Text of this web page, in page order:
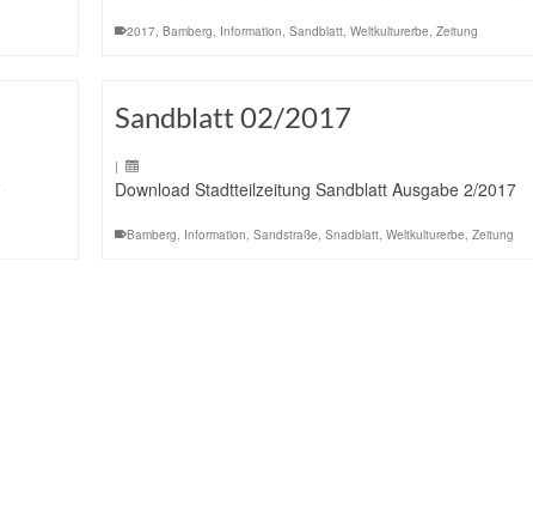
2017, Bamberg, Information, Sandblatt, Weltkulturerbe, Zeitung
Sandblatt 02/2017
|
Download Stadtteilzeitung Sandblatt Ausgabe 2/2017
Bamberg, Information, Sandstraße, Snadblatt, Weltkulturerbe, Zeitung